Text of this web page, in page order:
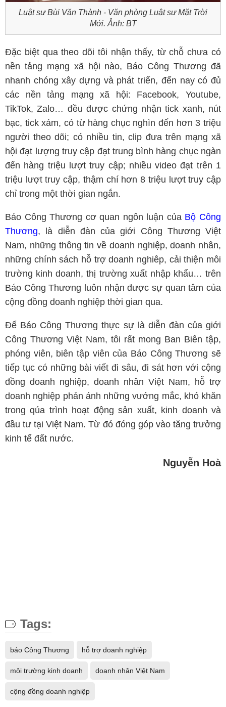
Luật sư Bùi Văn Thành - Văn phòng Luật sư Mặt Trời
Mới. Ảnh: BT
Đặc biệt qua theo dõi tôi nhận thấy, từ chỗ chưa có
nền tảng mạng xã hội nào, Báo Công Thương đã
nhanh chóng xây dựng và phát triển, đến nay có đủ
các nền tảng mạng xã hội: Facebook, Youtube,
TikTok, Zalo… đều được chứng nhận tick xanh, nút
bạc, tick xám, có từ hàng chục nghìn đến hơn 3 triệu
người theo dõi; có nhiều tin, clip đưa trên mạng xã
hội đạt lượng truy cập đạt trung bình hàng chục ngàn
đến hàng triệu lượt truy cập; nhiều video đạt trên 1
triệu lượt truy cập, thậm chí hơn 8 triệu lượt truy cập
chỉ trong một thời gian ngắn.
Báo Công Thương cơ quan ngôn luận của Bộ Công
Thương, là diễn đàn của giới Công Thương Việt
Nam, những thông tin về doanh nghiệp, doanh nhân,
những chính sách hỗ trợ doanh nghiêp, cải thiện môi
trường kinh doanh, thị trường xuất nhập khẩu… trên
Báo Công Thương luôn nhận được sự quan tâm của
cộng đồng doanh nghiệp thời gian qua.
Để Báo Công Thương thực sự là diễn đàn của giới
Công Thương Việt Nam, tôi rất mong Ban Biên tập,
phóng viên, biên tập viên của Báo Công Thương sẽ
tiếp tục có những bài viết đi sâu, đi sát hơn với cộng
đồng doanh nghiệp, doanh nhân Việt Nam, hỗ trợ
doanh nghiệp phản ánh những vướng mắc, khó khăn
trong qúa trình hoạt động sản xuất, kinh doanh và
đầu tư tại Việt Nam. Từ đó đóng góp vào tăng trưởng
kinh tế đất nước.
Nguyễn Hoà
Tags:
báo Công Thương hỗ trợ doanh nghiệp
môi trường kinh doanh doanh nhân Việt Nam
cộng đồng doanh nghiệp